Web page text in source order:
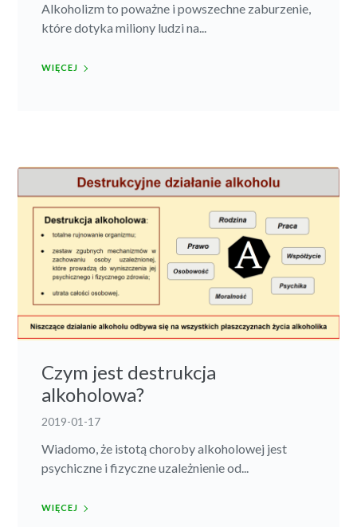
Alkoholizm to poważne i powszechne zaburzenie,
które dotyka miliony ludzi na...
WIĘCEJ
Czym jest destrukcja
alkoholowa?
2019-01-17
Wiadomo, że istotą choroby alkoholowej jest
psychiczne i fizyczne uzależnienie od...
WIĘCEJ